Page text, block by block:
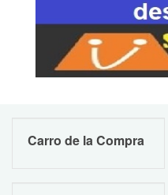
Carro de la Compra